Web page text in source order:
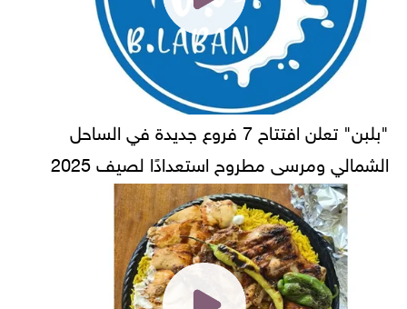
"بلبن" تعلن افتتاح 7 فروع جديدة في الساحل
الشمالي ومرسى مطروح استعدادًا لصيف 2025